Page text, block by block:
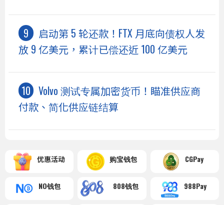
启动第 5 轮还款！FTX 月底向债权人发
放 9 亿美元，累计已偿还近 100 亿美元
Volvo 测试专属加密货币！瞄准供应商
付款、简化供应链结算
优惠活动 购宝钱包 CGPay
NO钱包 808钱包 988Pay